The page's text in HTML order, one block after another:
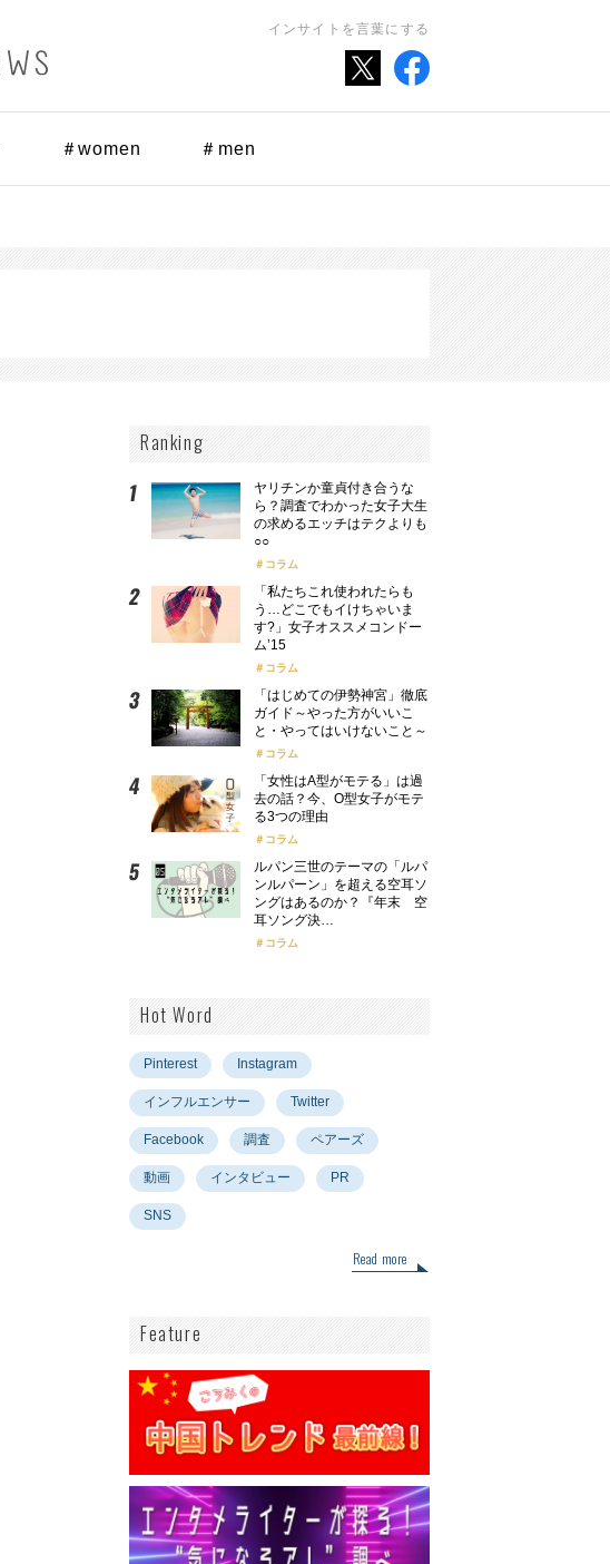
インサイトを言葉にする
＃women ＃men
Ranking
ヤリチンか童貞付き合うな
ら？調査でわかった女子大生
の求めるエッチはテクよりも
○○
コラム
「私たちこれ使われたらも
う…どこでもイけちゃいま
す?」女子オススメコンドー
ム’15
コラム
「はじめての伊勢神宮」徹底
ガイド～やった方がいいこ
と・やってはいけないこと～
コラム
「女性はA型がモテる」は過
去の話？今、O型女子がモテ
る3つの理由
コラム
ルパン三世のテーマの「ルパ
ンルパーン」を超える空耳ソ
ングはあるのか？『年末 空
耳ソング決…
コラム
Hot Word
Pinterest Instagram
インフルエンサー Twitter
Facebook 調査 ペアーズ
動画 インタビュー PR
SNS
Read more
Feature